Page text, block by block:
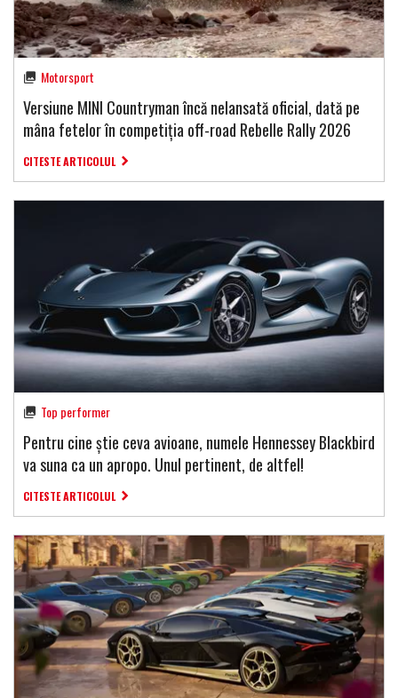
Motorsport
Versiune MINI Countryman încă nelansată oficial, dată pe
mâna fetelor în competiția off-road Rebelle Rally 2026
CITESTE ARTICOLUL
Top performer
Pentru cine știe ceva avioane, numele Hennessey Blackbird
va suna ca un apropo. Unul pertinent, de altfel!
CITESTE ARTICOLUL